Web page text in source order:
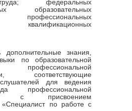
федеральных
образовательных
профессиональных
квалификационных
дополнительные знания,
по образовательной
профессиональной
соответствующие
для ведения
профессиональной
с присвоением
«Специалист по работе с